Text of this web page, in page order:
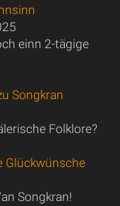
einn 2-tägige
Songkran
Folklore?
Glückwünsche
Songkran!